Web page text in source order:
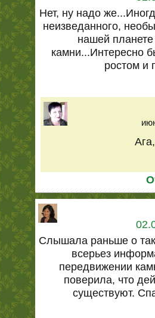
Нет, ну надо
неизведанного,
нашей
камни...Интересно
ростом и
Слышала раньше о
всерьез
передвижении
поверила, что
существуют.